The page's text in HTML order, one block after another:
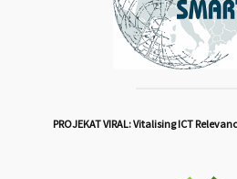
PROJEKAT VIRAL: Vitalising ICT